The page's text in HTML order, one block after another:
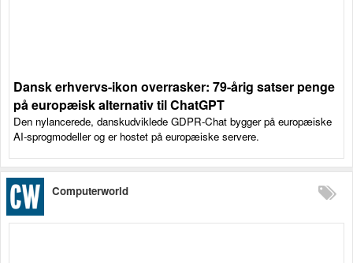
Dansk erhvervs-ikon overrasker: 79-årig satser penge
på europæisk alternativ til ChatGPT
Den nylancerede, danskudviklede GDPR-Chat bygger på europæiske
AI-sprogmodeller og er hostet på europæiske servere.
Computerworld